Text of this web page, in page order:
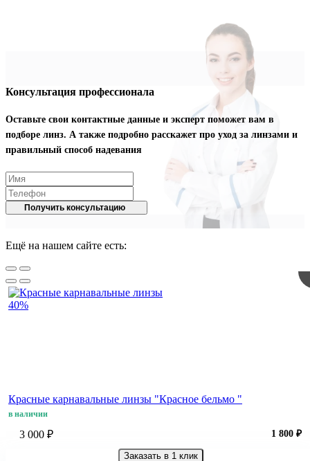
Консультация профессионала
Оставьте свои контактные данные и эксперт поможет вам в
подборе линз. А также подробно расскажет про уход за линзами и
правильный способ надевания
Получить консультацию
Ещё на нашем сайте есть:
40%
Красные карнавальные линзы "Красное бельмо "
в наличии
3 000 ₽ 1 800 ₽
Заказать в 1 клик